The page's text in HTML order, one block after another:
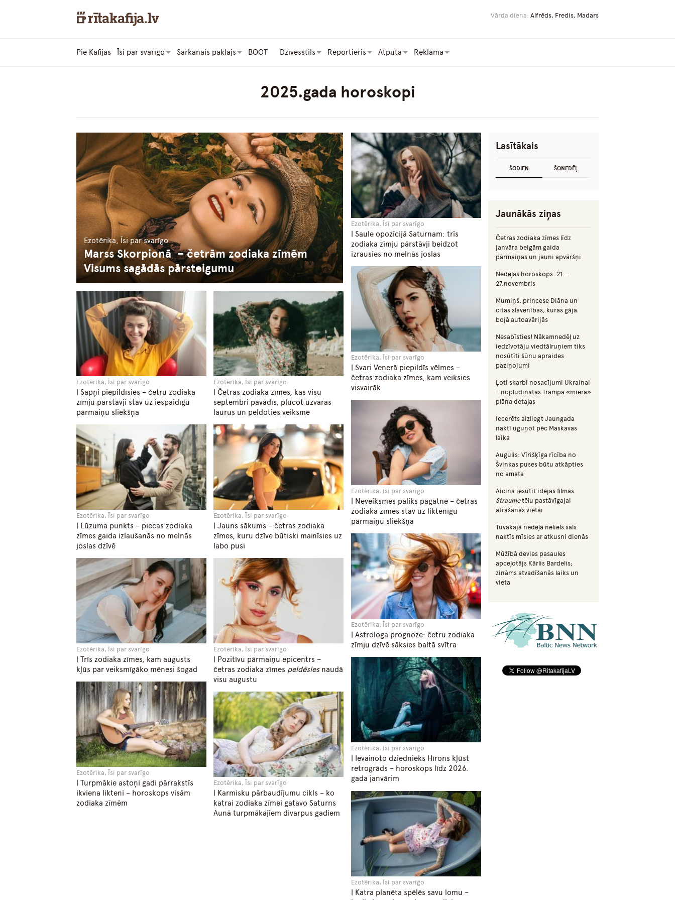
Vārda diena: Alfrēds, Fredis, Madars
Pie Kafijas Īsi par svarīgo Sarkanais paklājs BOOT Dzīvesstils Reportieris Atpūta Reklāma
2025.gada horoskopi
Ezotērika, Īsi par svarīgo
Marss Skorpionā – četrām zodiaka zīmēm
Visums sagādās pārsteigumu
Ezotērika, Īsi par svarīgo
| Saule opozīcijā Saturnam: trīs
zodiaka zīmju pārstāvji beidzot
izrausies no melnās joslas
Ezotērika, Īsi par svarīgo
| Svari Venerā piepildīs vēlmes –
četras zodiaka zīmes, kam veiksies
visvairāk
Ezotērika, Īsi par svarīgo
| Sapņi piepildīsies – četru zodiaka
zīmju pārstāvji stāv uz iespaidīgu
pārmaiņu sliekšņa
Ezotērika, Īsi par svarīgo
| Četras zodiaka zīmes, kas visu
septembri pavadīs, plūcot uzvaras
laurus un peldoties veiksmē
Ezotērika, Īsi par svarīgo
| Neveiksmes paliks pagātnē – četras
zodiaka zīmes stāv uz liktenīgu
pārmaiņu sliekšņa
Ezotērika, Īsi par svarīgo
| Lūzuma punkts – piecas zodiaka
zīmes gaida izlaušanās no melnās
joslas dzīvē
Ezotērika, Īsi par svarīgo
| Jauns sākums – četras zodiaka
zīmes, kuru dzīve būtiski mainīsies uz
labo pusi
Ezotērika, Īsi par svarīgo
| Astrologa prognoze: četru zodiaka
zīmju dzīvē sāksies baltā svītra
Ezotērika, Īsi par svarīgo
| Trīs zodiaka zīmes, kam augusts
kļūs par veiksmīgāko mēnesi šogad
Ezotērika, Īsi par svarīgo
| Pozitīvu pārmaiņu epicentrs –
četras zodiaka zīmes peldēsiesnaudā
visu augustu
Ezotērika, Īsi par svarīgo
| Ievainoto dziednieks Hīrons kļūst
retrogrāds – horoskops līdz 2026.
gada janvārim
Ezotērika, Īsi par svarīgo
| Turpmākie astoņi gadi pārrakstīs
ikviena likteni – horoskops visām
zodiaka zīmēm
Ezotērika, Īsi par svarīgo
| Karmisku pārbaudījumu cikls – ko
katrai zodiaka zīmei gatavo Saturns
Aunā turpmākajiem divarpus gadiem
Ezotērika, Īsi par svarīgo
| Katra planēta spēlēs savu lomu –
Lasītākais
ŠODIEN ŠONEDĒĻ
Jaunākās ziņas
Četras zodiaka zīmes līdz
janvāra beigām gaida
pārmaiņas un jauni apvāršņi
Nedēļas horoskops: 21. –
27.novembris
Mumiņš, princese Diāna un
citas slavenības, kuras gāja
bojā autoavārijās
Nesabīsties! Nākamnedēļ uz
iedzīvotāju viedtālruņiem tiks
nosūtīti šūnu apraides
paziņojumi
Ļoti skarbi nosacījumi Ukrainai
– nopludinātas Trampa «miera»
plāna detaļas
Iecerēts aizliegt Jaungada
naktī uguņot pēc Maskavas
laika
Augulis: Vīrišķīga rīcība no
Švinkas puses būtu atkāpties
no amata
Aicina iesūtīt idejas filmas
Straumetēlu pastāvīgajai
atrašānās vietai
Tuvākajā nedēļā neliels sals
naktīs mīsies ar atkusni dienās
Mūžībā devies pasaules
apceļotājs Kārlis Bardelis;
zināms atvadīšanās laiks un
vieta